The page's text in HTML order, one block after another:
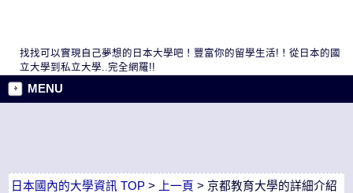
找找可以實現自己夢想的日本大學吧！豐富你的留學生活!！從日本的國
立大學到私立大學..完全網羅!!
MENU
日本國內的大學資訊 TOP > 上一頁 > 京都教育大學的詳細介紹